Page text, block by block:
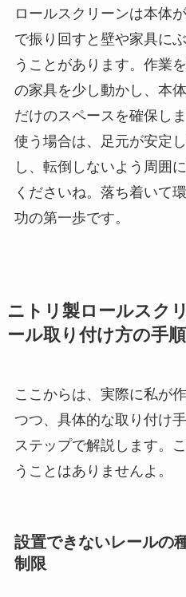
ロールスクリーンは本体
で振り回すと壁や家具に
うことがあります。作業
の家具を少し動かし、本
だけのスペースを確保し
使う場合は、足元が安定
し、転倒しないよう周囲
くださいね。落ち着いて
功の第一歩です。
ニトリ製ロールスク
ール取り付け方の手順
ここからは、実際に私が
つつ、具体的な取り付け
ステップで解説します。
うことはありませんよ。
設置できないレールの
制限